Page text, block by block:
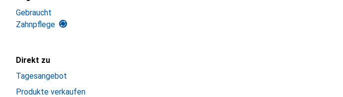
Gebraucht
Zahnpflege
Direkt zu
Tagesangebot
Produkte verkaufen